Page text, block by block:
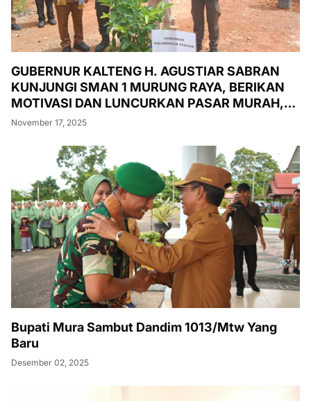
GUBERNUR KALTENG H. AGUSTIAR SABRAN
KUNJUNGI SMAN 1 MURUNG RAYA, BERIKAN
MOTIVASI DAN LUNCURKAN PASAR MURAH,
PENANAMAN POHON, DAN PEMERIKSAAN
November 17, 2025
Bupati Mura Sambut Dandim 1013/Mtw Yang
Baru
Desember 02, 2025